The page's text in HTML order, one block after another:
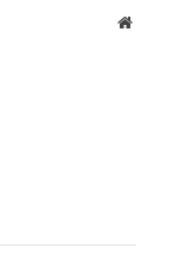
Local